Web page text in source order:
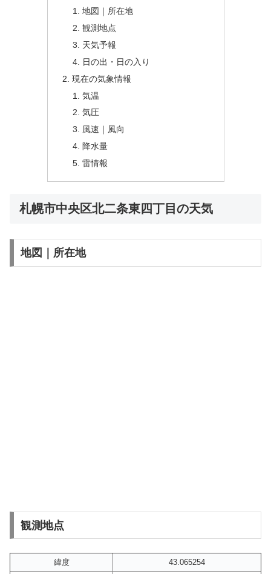
地図｜所在地
観測地点
天気予報
日の出・日の入り
現在の気象情報
気温
気圧
風速｜風向
降水量
雷情報
札幌市中央区北二条東四丁目の天気
地図｜所在地
観測地点
緯度 43.065254